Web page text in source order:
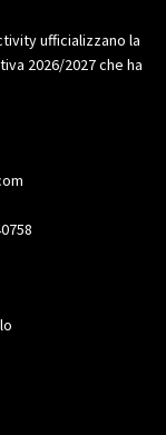
ufficializzano la
2026/2027 che ha